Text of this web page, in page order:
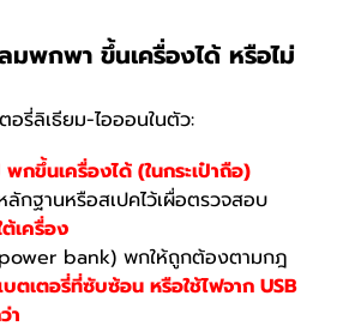
พกพา ขึ้นเครื่องได้ หรือไม่
รี่ลิเธียม-ไอออนในตัว:
กขึ้นเครื่องได้ (ในกระเป๋าถือ)
กฐานหรือสเปคไว้เผื่อตรวจสอบ
ต้เครื่อง
bank) พกให้ถูกต้องตามกฎ
เตอรี่ที่ซับซ้อน หรือใช้ไฟจาก USB
า